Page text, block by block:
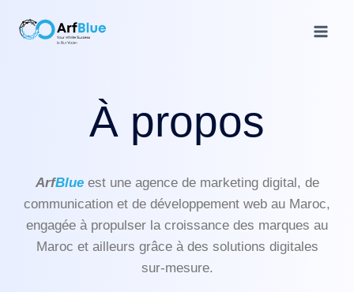
À propos
ArfBlueest une agence de marketing digital, de
communication et de développement web au Maroc,
engagée à propulser la croissance des marques au
Maroc et ailleurs grâce à des solutions digitales
sur-mesure.